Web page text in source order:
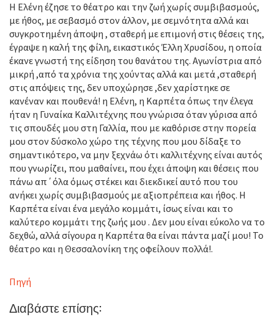
Η Ελένη έζησε το θέατρο και την ζωή χωρίς συμβιβασμούς,
με ήθος, με σεβασμό στον άλλον, με σεμνότητα αλλά και
συγκροτημένη άποψη , σταθερή με επιμονή στις θέσεις της,
έγραψε η καλή της φίλη, εικαστικός Έλλη Χρυσίδου, η οποία
έκανε γνωστή της είδηση του θανάτου της. Αγωνίστρια από
μικρή ,από τα χρόνια της χούντας αλλά και μετά ,σταθερή
στις απόψεις της, δεν υποχώρησε ,δεν χαρίστηκε σε
κανέναν και πουθενά! η Ελένη, η Καρπέτα όπως την έλεγα
ήταν η Γυναίκα Καλλιτέχνης που γνώρισα όταν γύρισα από
τις σπουδές μου στη Γαλλία, που με καθόρισε στην πορεία
μου στον δύσκολο χώρο της τέχνης που μου δίδαξε το
σημαντικότερο, να μην ξεχνάω ότι καλλιτέχνης είναι αυτός
που γνωρίζει, που μαθαίνει, που έχει άποψη και θέσεις που
πάνω απ΄όλα όμως στέκει και διεκδικεί αυτό που του
ανήκει χωρίς συμβιβασμούς με αξιοπρέπεια και ήθος. Η
Καρπέτα είναι ένα μεγάλο κομμάτι, ίσως είναι και το
καλύτερο κομμάτι της ζωής μου . Δεν μου είναι εύκολο να το
δεχθώ, αλλά σίγουρα η Καρπέτα θα είναι πάντα μαζί μου! Το
θέατρο και η Θεσσαλονίκη της οφείλουν πολλά!.
Πηγή
Διαβάστε επίσης: